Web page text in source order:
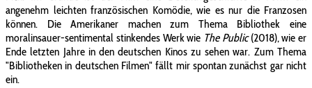
angenehm leichten französischen Komödie, wie es nur die Franzosen
können. Die Amerikaner machen zum Thema Bibliothek eine
moralinsauer-sentimental stinkendes Werk wie The Public(2018), wie er
Ende letzten Jahre in den deutschen Kinos zu sehen war. Zum Thema
"Bibliotheken in deutschen Filmen" fällt mir spontan zunächst gar nicht
ein.